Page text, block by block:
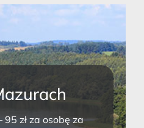
zł za osobę za